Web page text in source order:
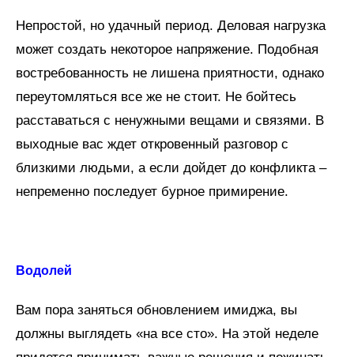
Непростой, но удачный период. Деловая нагрузка
может создать некоторое напряжение. Подобная
востребованность не лишена приятности, однако
переутомляться все же не стоит. Не бойтесь
расставаться с ненужными вещами и связями. В
выходные вас ждет откровенный разговор с
близкими людьми, а если дойдет до конфликта –
непременно последует бурное примирение.
Водолей
Вам пора заняться обновлением имиджа, вы
должны выглядеть «на все сто». На этой неделе